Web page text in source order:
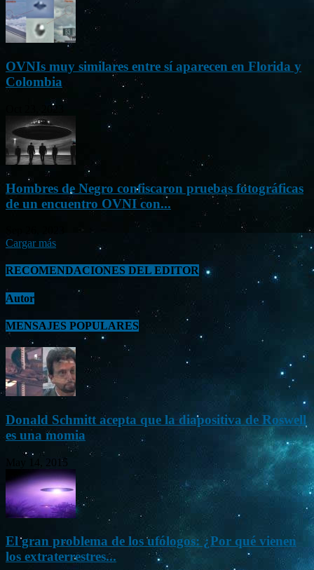
OVNIs muy similares entre sí aparecen en Florida y
Colombia
Oct 23, 2023
Hombres de Negro confiscaron pruebas fotográficas
de un encuentro OVNI con...
Cargar más
RECOMENDACIONES DEL EDITOR
Autor
MENSAJES POPULARES
Donald Schmitt acepta que la diapositiva de Roswell
es una momia
May 14, 2015
El gran problema de los ufólogos: ¿Por qué vienen
los extraterrestres...